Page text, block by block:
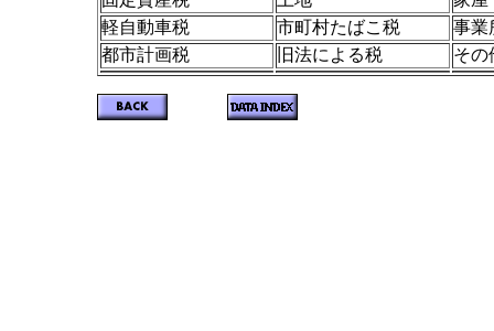
軽自動車税
市町村たばこ税
事業
都市計画税
旧法による税 その